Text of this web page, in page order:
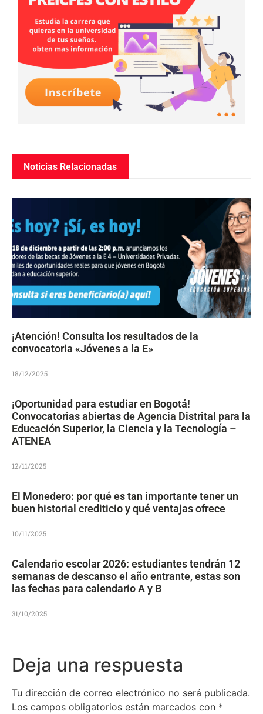
Noticias Relacionadas
¡Atención! Consulta los resultados de la
convocatoria «Jóvenes a la E»
18/12/2025
¡Oportunidad para estudiar en Bogotá!
Convocatorias abiertas de Agencia Distrital para la
Educación Superior, la Ciencia y la Tecnología –
ATENEA
12/11/2025
El Monedero: por qué es tan importante tener un
buen historial crediticio y qué ventajas ofrece
10/11/2025
Calendario escolar 2026: estudiantes tendrán 12
semanas de descanso el año entrante, estas son
las fechas para calendario A y B
31/10/2025
Deja una respuesta
Tu dirección de correo electrónico no será publicada.
Los campos obligatorios están marcados con *